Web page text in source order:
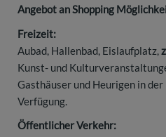
Angebot an Shopping
Freizeit:
Aubad, Hallenbad, Eislaufplatz,
Kunst- und
Gasthäuser und Heurigen in
Verfügung.
Öffentlicher Verkehr: